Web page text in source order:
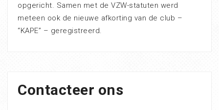
opgericht. Samen met de VZW-statuten werd
meteen ook de nieuwe afkorting van de club –
“KAPE” – geregistreerd.
Contacteer ons